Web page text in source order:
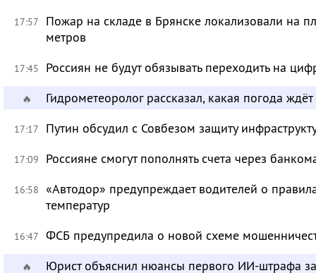
17:57
Пожар на складе в Брянске локализовали на
метров
17:45 Россиян не будут обязывать переходить на
🔥 Гидрометеоролог рассказал, какая погода
17:17 Путин обсудил с Совбезом защиту
17:09 Россияне смогут пополнять счета через
16:58 «Автодор» предупреждает водителей о
температур
16:47 ФСБ предупредила о новой схеме
🔥 Юрист объяснил нюансы первого ИИ-штрафа